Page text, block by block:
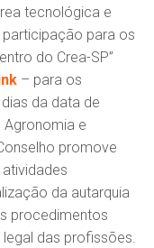
tecnológica e
para os
do Crea-SP”
– para os
da data de
Agronomia e
promove
da autarquia
procedimentos
das profissões.